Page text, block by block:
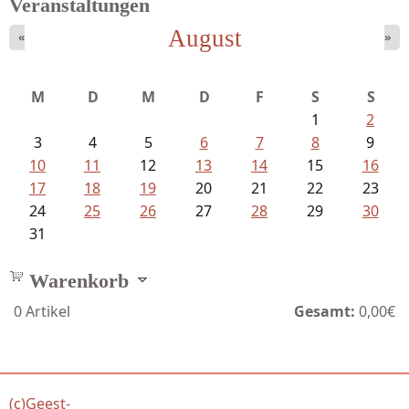
Ein Leben zwischen Drievorden und...
Veranstaltungen
August
« »
M D M D F S
S
1
2
3
4 5 6 7 8
9
10
11 12 13 14 15
16
17
18 19 20 21 22
23
24
25 26 27 28 29
30
31
Warenkorb
0Artikel Gesamt: 0,00€
(c)Geest-